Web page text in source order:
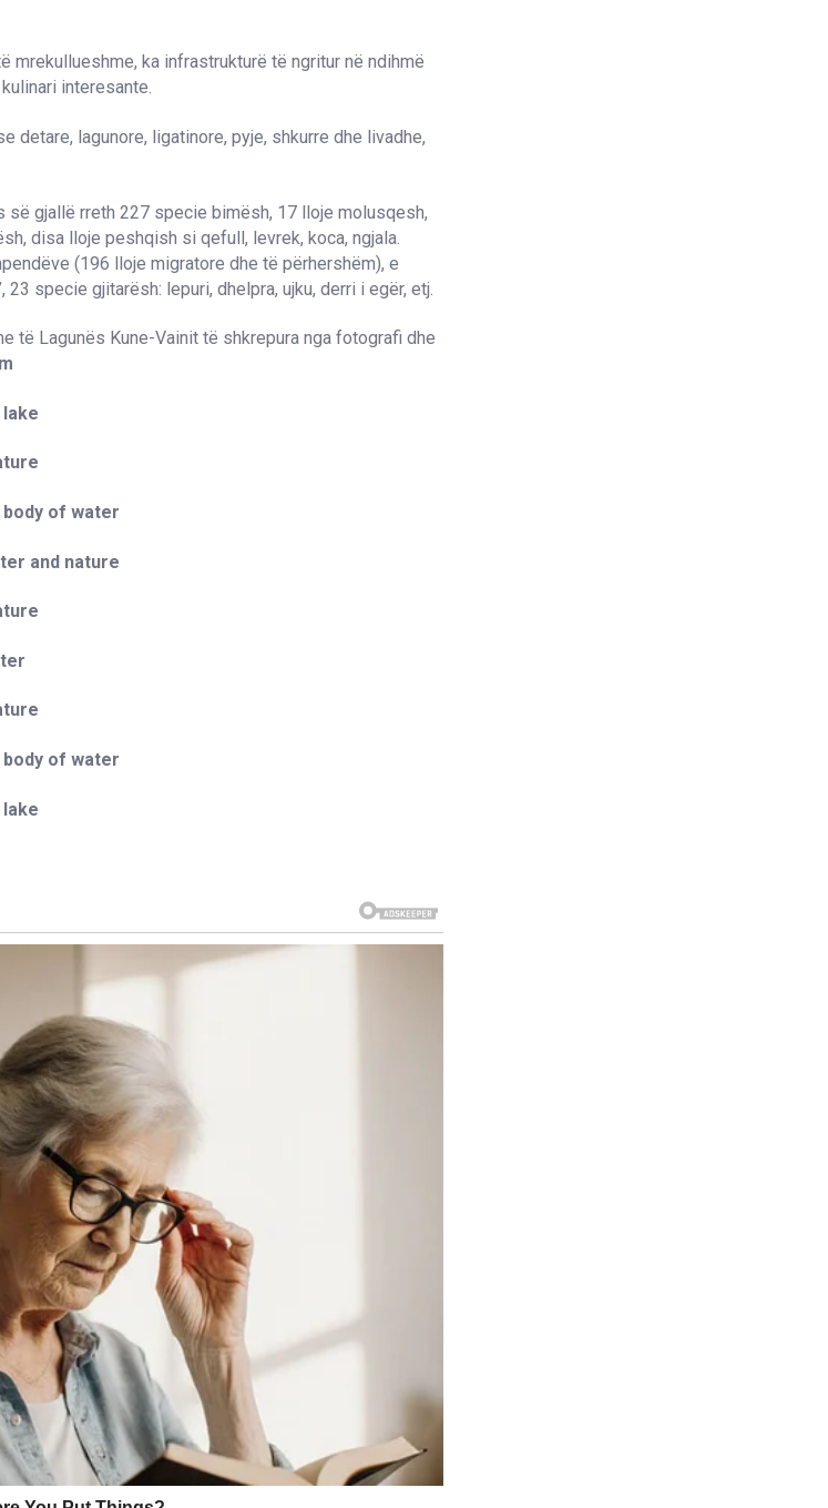
mrekullueshme, ka infrastrukturë të ngritur në ndihmë
interesante.
detare, lagunore, ligatinore, pyje, shkurre dhe livadhe,
së gjallë rreth 227 specie bimësh, 17 lloje molusqesh,
disa lloje peshqish si qefull, levrek, koca, ngjala.
(196 lloje migratore dhe të përhershëm), e
specie gjitarësh: lepuri, dhelpra, ujku, derri i egër, etj.
të Lagunës Kune-Vainit të shkrepura nga fotografi dhe